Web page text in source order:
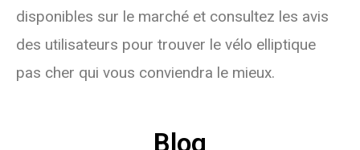
disponibles sur le marché et consultez les avis
des utilisateurs pour trouver le vélo elliptique
pas cher qui vous conviendra le mieux.
Blog